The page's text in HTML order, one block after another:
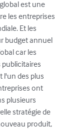
est une
les entreprises
Et les
budget annuel
car les
l'un des plus
ont
plusieurs
stratégie de
produit,